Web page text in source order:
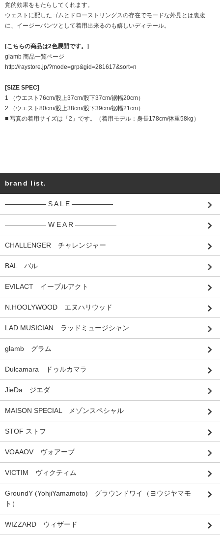
覚的効果をもたらしてくれます。
ウェストに配したゴムとドローストリングスの存在でモードな外見とは裏腹
に、イージーパンツとして着用出来るのも嬉しいディテール。
[こちらの商品は2色展開です。]
glamb 商品一覧ページ
http://raystore.jp/?mode=grp&gid=281617&sort=n
[SIZE SPEC]
1 （ウエスト76cm/股上37cm/股下37cm/裾幅20cm）
2 （ウエスト80cm/股上38cm/股下39cm/裾幅21cm）
■ 写真の着用サイズは「2」です。（着用モデル：身長178cm/体重58kg）
brand list.
―――――― S A L E ――――――
―――――― W E A R ――――――
CHALLENGER チャレンジャー
BAL バル
EVILACT イーブルアクト
N.HOOLYWOOD エヌハリウッド
LAD MUSICIAN ラッドミュージシャン
glamb グラム
Dulcamara ドゥルカマラ
JieDa ジエダ
MAISON SPECIAL メゾンスペシャル
STOF ストフ
VOAAOV ヴォアーブ
VICTIM ヴィクティム
GroundY (YohjiYamamoto) グラウンドワイ（ヨウジヤマモ
ト）
WIZZARD ウィザード